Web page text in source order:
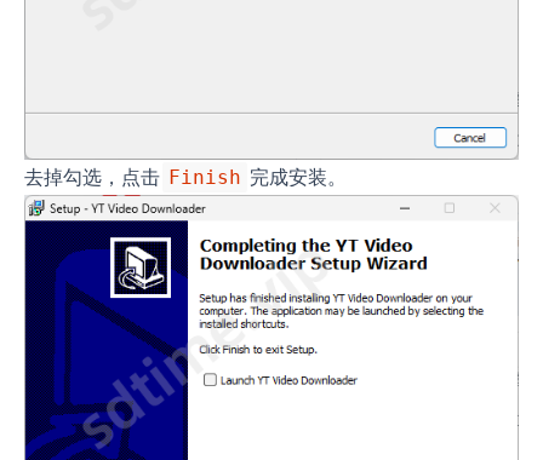
去掉勾选，点击 Finish 完成安装。